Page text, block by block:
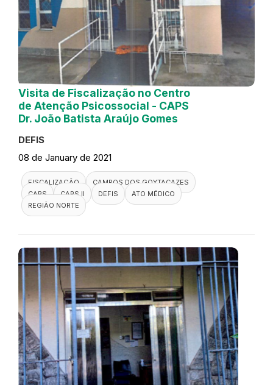
Visita de Fiscalização no Centro
de Atenção Psicossocial - CAPS
Dr. João Batista Araújo Gomes
DEFIS
08 de January de 2021
FISCALIZAÇÃO
CAMPOS DOS GOYTACAZES
CAPS
CAPS II DEFIS
ATO MÉDICO
REGIÃO NORTE